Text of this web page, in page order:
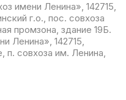
имени Ленина», 142715,
г.о., пос. совхоза
промзона, здание 19Б.
Ленина», 142715,
п. совхоза им. Ленина,